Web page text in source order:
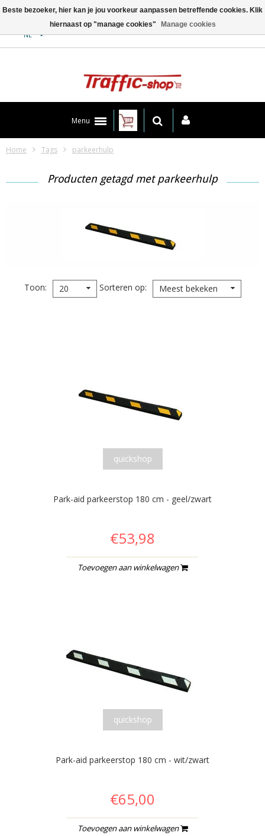
NL
Menu
Home Tags parkeerhulp
Producten getagd met parkeerhulp
Toon 20 Sorteren op Meest bekeken
quickshop
Park-aid parkeerstop 180 cm - geel/zwart
€53,98
Toevoegen aan winkelwagen
quickshop
Park-aid parkeerstop 180 cm - wit/zwart
€65,00
Toevoegen aan winkelwagen
Beste bezoeker, hier kan je jou voorkeur aanpassen betreffende cookies. Klik
hiernaast op "manage cookies"
Manage cookies